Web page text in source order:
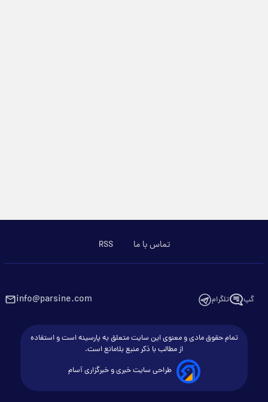
تماس با ما RSS
گپ تلگرام info@parsine.com
تمام حقوق مادی و معنوی این سایت متعلق به پارسینه است و استفاده
از مطالب با ذکر منبع بلامانع است.
طراحی سایت خبری و خبرگزاری آسام